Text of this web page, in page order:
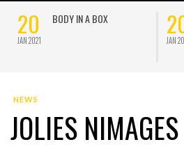
20
JAN 2021
BODY IN A BOX 20
JAN 2021
NEWS
JOLIES NIMAGES